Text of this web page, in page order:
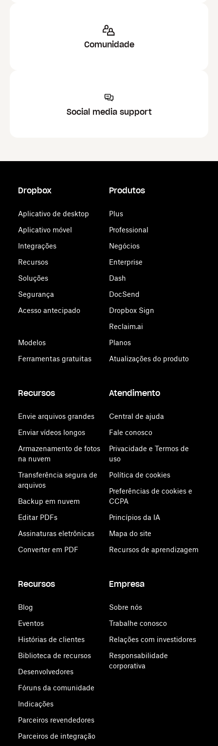
Comunidade
Social media support
Dropbox
Aplicativo de desktop
Aplicativo móvel
Integrações
Recursos
Soluções
Segurança
Acesso antecipado
Modelos
Ferramentas gratuitas
Produtos
Plus
Professional
Negócios
Enterprise
Dash
DocSend
Dropbox Sign
Reclaim.ai
Planos
Atualizações do produto
Recursos
Envie arquivos grandes
Enviar vídeos longos
Armazenamento de fotos
na nuvem
Transferência segura de
arquivos
Backup em nuvem
Editar PDFs
Assinaturas eletrônicas
Converter em PDF
Atendimento
Central de ajuda
Fale conosco
Privacidade e Termos de
uso
Política de cookies
Preferências de cookies e
CCPA
Princípios da IA
Mapa do site
Recursos de aprendizagem
Recursos
Blog
Eventos
Histórias de clientes
Biblioteca de recursos
Desenvolvedores
Fóruns da comunidade
Indicações
Parceiros revendedores
Parceiros de integração
Empresa
Sobre nós
Trabalhe conosco
Relações com investidores
Responsabilidade
corporativa